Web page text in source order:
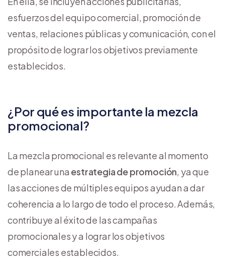
esfuerzos del equipo comercial, promoción de
ventas, relaciones públicas y comunicación, con el
propósito de lograr los objetivos previamente
establecidos.
¿Por qué es importante la mezcla
promocional?
La mezcla promocional es relevante al momento
de planear una estrategia de promoción, ya que
las acciones de múltiples equipos ayudan a dar
coherencia a lo largo de todo el proceso. Además,
contribuye al éxito de las campañas
promocionales y a lograr los objetivos
comerciales establecidos.